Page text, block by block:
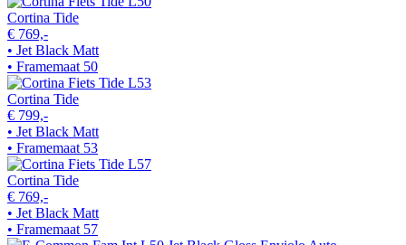
Cortina Tide
€ 769,-
• Jet Black Matt
• Framemaat 50
Cortina Tide
€ 799,-
• Jet Black Matt
• Framemaat 53
Cortina Tide
€ 769,-
• Jet Black Matt
• Framemaat 57